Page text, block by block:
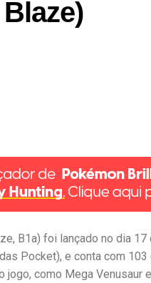
B1a) foi lançado no dia
Pocket), e conta com 103
jogo, como Mega Venusaur